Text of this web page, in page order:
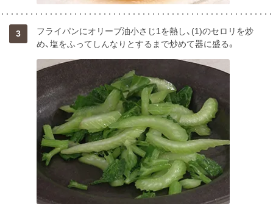
3
フライパンにオリーブ油小さじ1を熱し、(1)のセロリを炒
め、塩をふってしんなりとするまで炒めて器に盛る。